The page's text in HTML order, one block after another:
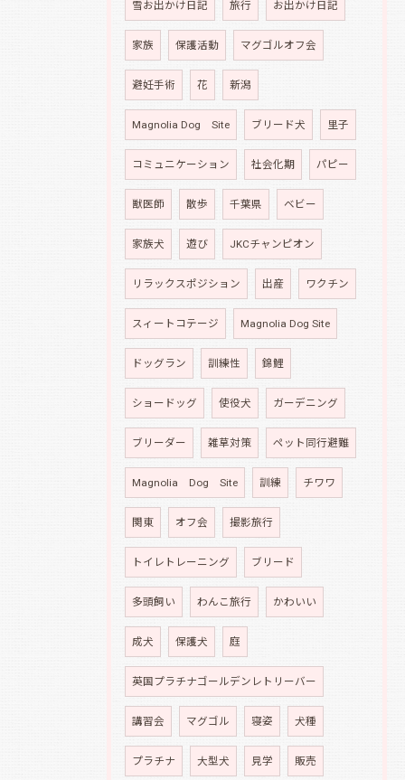
雪お出かけ日記 旅行 お出かけ日記
家族 保護活動 マグゴルオフ会
避妊手術 花 新潟
Magnolia Dog Site ブリード犬 里子
コミュニケーション 社会化期 パピー
獣医師 散歩 千葉県 ベビー
家族犬 遊び JKCチャンピオン
リラックスポジション 出産 ワクチン
スィートコテージ Magnolia Dog Site
ドッグラン 訓練性 錦鯉
ショードッグ 使役犬 ガーデニング
ブリーダー 雑草対策 ペット同行避難
Magnolia Dog Site 訓練 チワワ
関東 オフ会 撮影旅行
トイレトレーニング ブリード
多頭飼い わんこ旅行 かわいい
成犬 保護犬 庭
英国プラチナゴールデンレトリーバー
講習会 マグゴル 寝姿 犬種
プラチナ 大型犬 見学 販売